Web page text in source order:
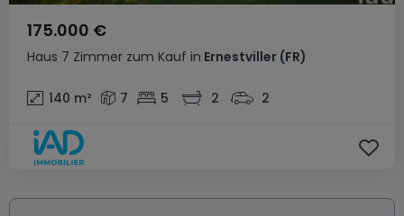
Haus 7 Zimmer zum Kauf in Ernestviller (FR)
175.000 €
140 m² 7 5 2 2